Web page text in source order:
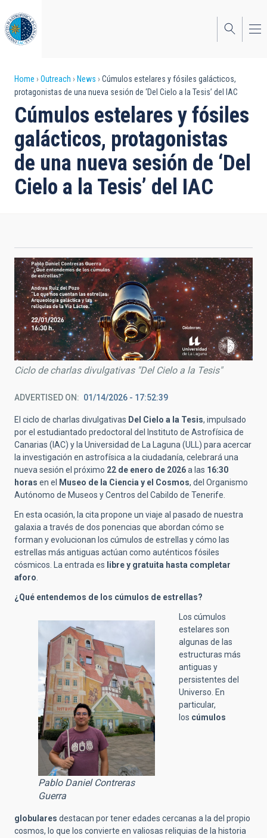
to
main
content
Breadcrumb
Home Outreach News
Cúmulos estelares y fósiles galácticos,
protagonistas de una nueva sesión de ‘Del Cielo a la Tesis’ del IAC
Cúmulos estelares y fósiles
galácticos, protagonistas
de una nueva sesión de ‘Del
Cielo a la Tesis’ del IAC
Ciclo de charlas divulgativas "Del Cielo a la Tesis"
ADVERTISED ON 01/14/2026 - 17:52:39
El ciclo de charlas divulgativas Del Cielo a la Tesis, impulsado
por el estudiantado predoctoral del Instituto de Astrofísica de
Canarias (IAC) y la Universidad de La Laguna (ULL) para acercar
la investigación en astrofísica a la ciudadanía, celebrará una
nueva sesión el próximo 22 de enero de 2026a las 16:30
horas en el Museo de la Ciencia y el Cosmos, del Organismo
Autónomo de Museos y Centros del Cabildo de Tenerife.
En esta ocasión, la cita propone un viaje al pasado de nuestra
galaxia a través de dos ponencias que abordan cómo se
forman y evolucionan los cúmulos de estrellas y cómo las
estrellas más antiguas actúan como auténticos fósiles
cósmicos. La entrada es libre y gratuita hasta completar
aforo
¿Qué entendemos de los cúmulos de estrellas?
Pablo Daniel Contreras
Guerra
Los cúmulos
estelares son
algunas de las
estructuras más
antiguas y
persistentes del
Universo. En
particular,
los cúmulos
globulares destacan por tener edades cercanas a la del propio
cosmos, lo que los convierte en valiosas reliquias de la historia